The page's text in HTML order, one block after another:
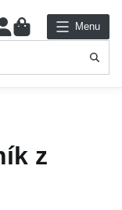
0 Menu
z